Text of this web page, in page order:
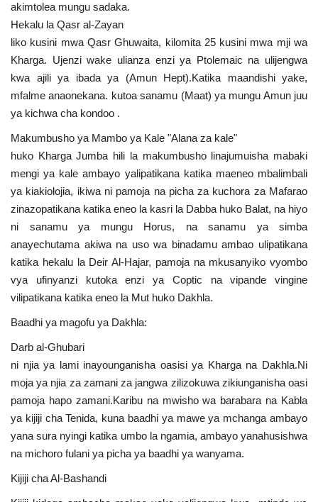
akimtolea mungu sadaka.
Hekalu la Qasr al-Zayan
liko kusini mwa Qasr Ghuwaita, kilomita 25 kusini mwa mji wa
Kharga. Ujenzi wake ulianza enzi ya Ptolemaic na ulijengwa
kwa ajili ya ibada ya (Amun Hept).Katika maandishi yake,
mfalme anaonekana. kutoa sanamu (Maat) ya mungu Amun juu
ya kichwa cha kondoo .
Makumbusho ya Mambo ya Kale "Alana za kale"
huko Kharga Jumba hili la makumbusho linajumuisha mabaki
mengi ya kale ambayo yalipatikana katika maeneo mbalimbali
ya kiakiolojia, ikiwa ni pamoja na picha za kuchora za Mafarao
zinazopatikana katika eneo la kasri la Dabba huko Balat, na hiyo
ni sanamu ya mungu Horus, na sanamu ya simba
anayechutama akiwa na uso wa binadamu ambao ulipatikana
katika hekalu la Deir Al-Hajar, pamoja na mkusanyiko vyombo
vya ufinyanzi kutoka enzi ya Coptic na vipande vingine
vilipatikana katika eneo la Mut huko Dakhla.
Baadhi ya magofu ya Dakhla:
Darb al-Ghubari
ni njia ya lami inayounganisha oasisi ya Kharga na Dakhla.Ni
moja ya njia za zamani za jangwa zilizokuwa zikiunganisha oasi
pamoja hapo zamani.Karibu na mwisho wa barabara na Kabla
ya kijiji cha Tenida, kuna baadhi ya mawe ya mchanga ambayo
yana sura nyingi katika umbo la ngamia, ambayo yanahusishwa
na michoro fulani ya picha ya baadhi ya wanyama.
Kijiji cha Al-Bashandi